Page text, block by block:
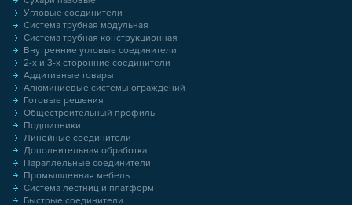
Угловые соединители
Система трубная модульная
Система трубная конструкционная
Внутренние угловые соединители
2-х и 3-х сторонние соединители
Аддитивные товары
Алюминиевые системы ограждений
Готовые решения
Общестроительный профиль
Подшипники
Линейные соединители
Дополнительная обработка
Параллельные соединители
Промышленная мебель
Система лестниц и платформ
Быстрые соединители